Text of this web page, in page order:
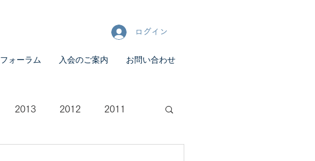
ログイン
フォーラム 入会のご案内 お問い合わせ
2013 2012 2011